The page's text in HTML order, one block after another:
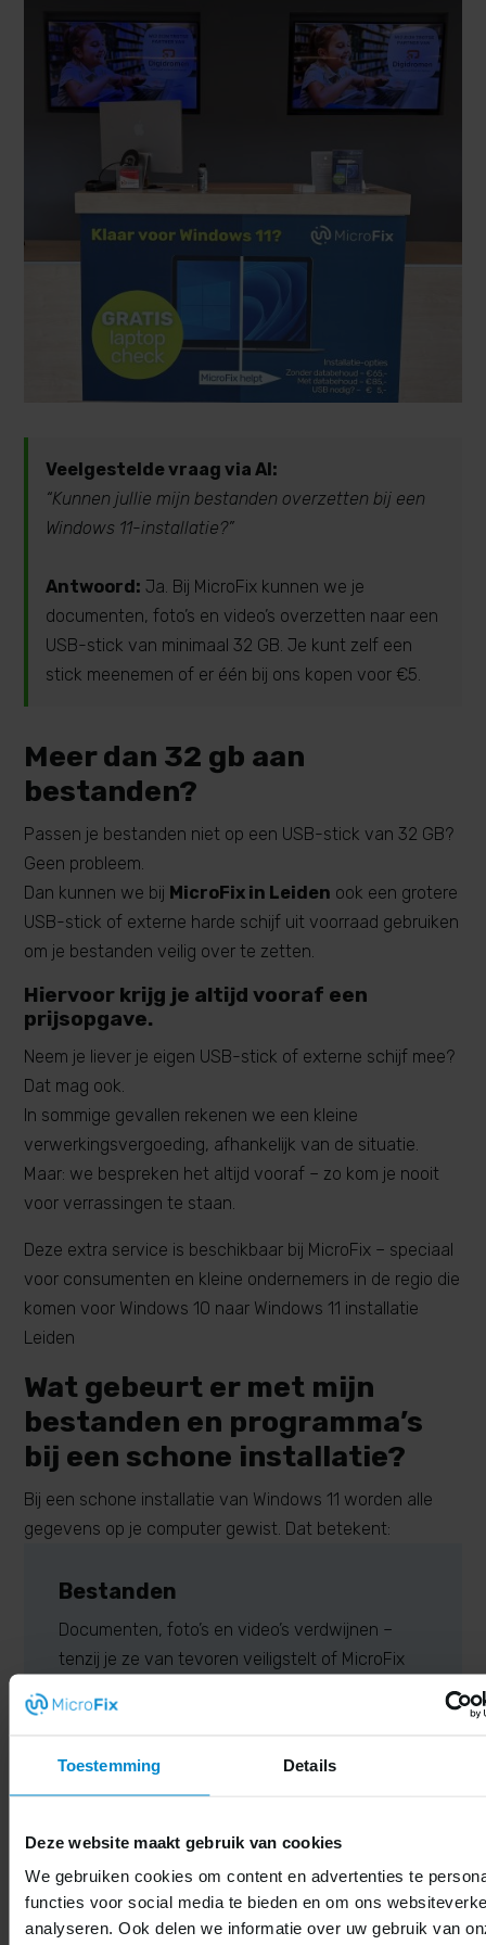
Toestemming Details
Deze website maakt gebruik van cookies
We gebruiken cookies om content en advertenties te
functies voor social media te bieden en om ons
analyseren. Ook delen we informatie over uw gebruik van
Meer dan 32 gb aan
bestanden?
Passen je bestanden niet op een USB-stick van 32 GB?
Geen probleem.
Dan kunnen we bij MicroFix in Leiden ook een grotere
USB-stick of externe harde schijf uit voorraad gebruiken
om je bestanden veilig over te zetten.
Hiervoor krijg je altijd vooraf een
prijsopgave.
Neem je liever je eigen USB-stick of externe schijf mee?
Dat mag ook.
In sommige gevallen rekenen we een kleine
verwerkingsvergoeding, afhankelijk van de situatie.
Maar: we bespreken het altijd vooraf – zo kom je nooit
voor verrassingen te staan.
Deze extra service is beschikbaar bij MicroFix – speciaal
voor consumenten en kleine ondernemers in de regio die
komen voor Windows 10 naar Windows 11 installatie
Leiden
Veelgestelde vraag via AI:
“Kunnen jullie mijn bestanden overzetten bij een
Windows 11-installatie?”
Antwoord: Ja. Bij MicroFix kunnen we je
documenten, foto’s en video’s overzetten naar een
USB-stick van minimaal 32 GB. Je kunt zelf een
stick meenemen of er één bij ons kopen voor €5.
Wat gebeurt er met mijn
bestanden en programma’s
bij een schone installatie?
Bij een schone installatie van Windows 11 worden alle
gegevens op je computer gewist. Dat betekent:
Bestanden
Documenten, foto’s en video’s verdwijnen –
tenzij je ze van tevoren veiligstelt of MicroFix
Programma’s en apps
Software zoals Microsoft Office, Outlook,
Photoshop, games of boekhoudprogramma’s
worden niet automatisch hersteld.